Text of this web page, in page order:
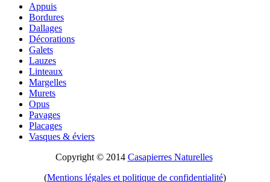
Appuis
Bordures
Dallages
Décorations
Galets
Lauzes
Linteaux
Margelles
Murets
Opus
Pavages
Placages
Vasques & éviers
Copyright © 2014 Casapierres Naturelles
(Mentions légales et politique de confidentialité)